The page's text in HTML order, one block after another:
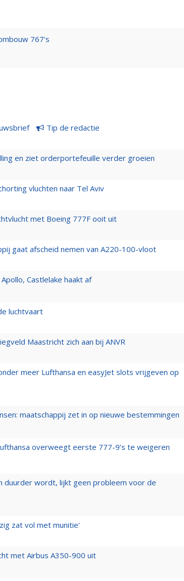
767's
Tip de redactie
en ziet orderportefeuille verder groeien
vluchten naar Tel Aviv
met Boeing 777F ooit uit
gaat afscheid nemen van A220-100-vloot
Castlelake haakt af
luchtvaart
Maastricht zich aan bij ANVR
meer Lufthansa en easyJet slots vrijgeven op
maatschappij zet in op nieuwe bestemmingen
overweegt eerste 777-9’s te weigeren
duurder wordt, lijkt geen probleem voor de
zat vol met munitie'
met Airbus A350-900 uit